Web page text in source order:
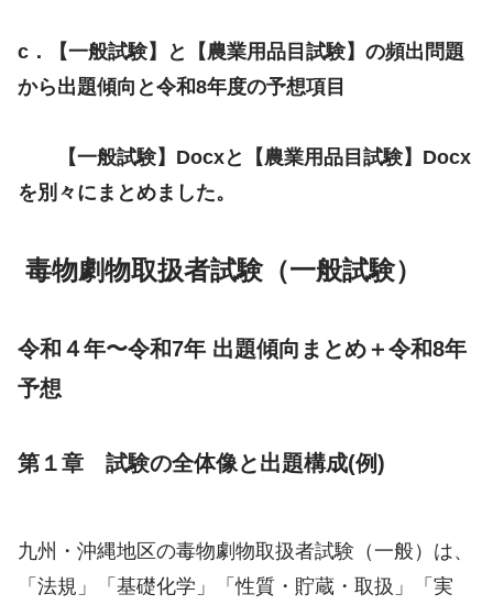
c ．【一般試験】と【農業用品目試験】の頻出問題
から出題傾向と令和8年度の予想項目
【一般試験】Docxと【農業用品目試験】Docx
を別々にまとめました。
毒物劇物取扱者試験（一般試験）
令和４年〜令和7年 出題傾向まとめ＋令和8年
予想
第１章 試験の全体像と出題構成(例)
九州・沖縄地区の毒物劇物取扱者試験（一般）は、
「法規」「基礎化学」「性質・貯蔵・取扱」「実